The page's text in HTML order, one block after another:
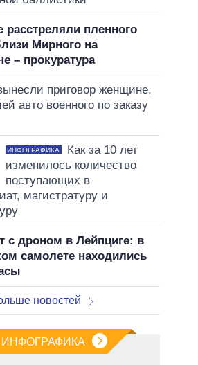
расстреляли пленного
Мирного на
– прокуратура
приговор женщине,
авто военного по заказу
ИНФОГРАФИКА
Как за 10 лет
изменилось количество
поступающих в
магистратуру и
с дроном в Лейпциге: в
самолете находились
новостей
ИНФОГРАФИКА